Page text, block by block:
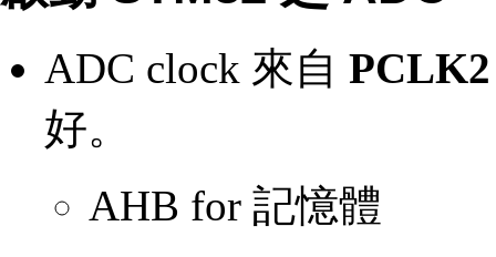
ADC clock 來自
好。
AHB for 記憶體